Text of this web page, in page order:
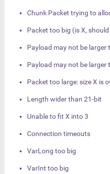
Chunk Packet trying to
Packet too big (is X,
Payload may not be
Payload may not be larger
Packet too large: size X is
Length wider than 21-bit
Unable to fit X into 3
Connection timeouts
VarLong too big
VarInt too big